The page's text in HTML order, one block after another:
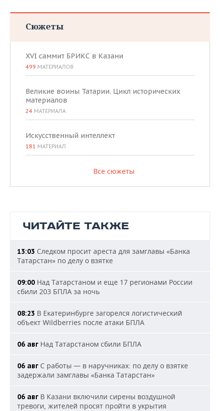
Сюжеты
XVI саммит БРИКС в Казани
499 МАТЕРИАЛОВ
Великие воины Татарии. Цикл исторических
материалов
24 МАТЕРИАЛА
Искусственный интеллект
181 МАТЕРИАЛ
Все сюжеты
ЧИТАЙТЕ ТАКЖЕ
13:03 Следком просит ареста для замглавы «Банка
Татарстан» по делу о взятке
09:00 Над Татарстаном и еще 17 регионами России
сбили 203 БПЛА за ночь
08:23 В Екатеринбурге загорелся логистический
объект Wildberries после атаки БПЛА
06 авг Над Татарстаном сбили БПЛА
06 авг С работы — в наручниках: по делу о взятке
задержали замглавы «Банка Татарстан»
06 авг В Казани включили сирены воздушной
тревоги, жителей просят пройти в укрытия